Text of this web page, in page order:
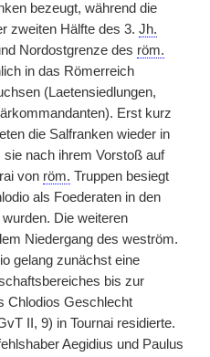
bezeugt, während die
zweiten Hälfte des 3. Jh.
Nordostgrenze des röm.
in das Römerreich
(Laetensiedlungen,
Erst kurz
die Salfranken wieder in
nach ihrem Vorstoß auf
von röm. Truppen besiegt
als Foederaten in den
Die weiteren
Niedergang des weström.
gelang zunächst eine
bis zur
Chlodios Geschlecht
II, 9) in Tournai residierte.
Aegidius und Paulus